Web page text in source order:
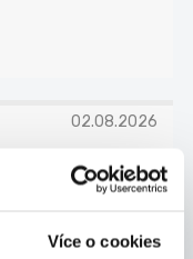
Více o cookies
02.08.2026
u
kolegyně